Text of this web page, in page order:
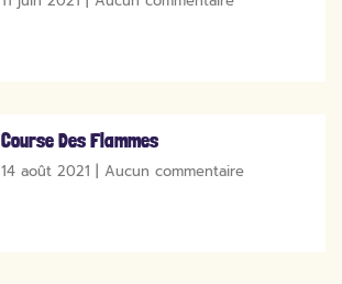
Course Des Flammes
14 août 2021 Aucun commentaire